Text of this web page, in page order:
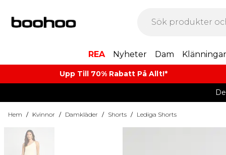
REA Nyheter Dam Klänningar
Upp Till 70% Rabatt På Allt!*
Hem / Kvinnor / Damkläder / Shorts / Lediga Shorts